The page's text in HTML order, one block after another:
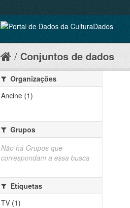
Conjuntos de dados
Organizações
Ancine (1)
Grupos
Não há Grupos que
correspondam a essa busca
Etiquetas
TV (1)